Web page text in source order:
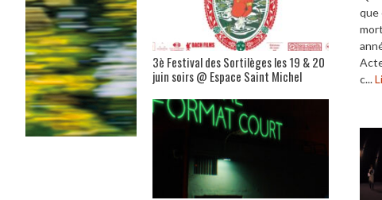
que
c...
3è Festival des Sortilèges les 19 & 20
juin soirs @ Espace Saint Michel